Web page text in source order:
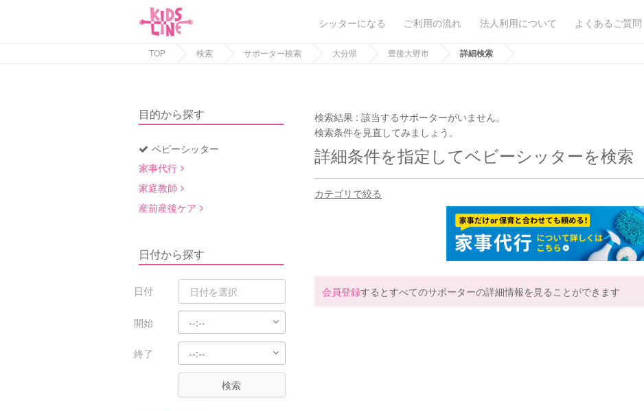
シッターになる ご利用の流れ 法人利用について よくあるご質問
TOP 検索 サポーター検索 大分県 豊後大野市 詳細検索
目的から探す
ベビーシッター
家事代行
家庭教師
産前産後ケア
日付から探す
日付
開始
終了
検索
検索結果 :該当するサポーターがいません。
検索条件を見直してみましょう。
詳細条件を指定してベビーシッターを検索
カテゴリで絞る
会員登録するとすべてのサポーターの詳細情報を見ることができます